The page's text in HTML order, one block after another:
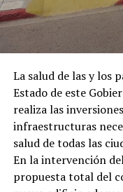
La salud de las y los
Estado de este
realiza las
infraestructuras
salud de todas las
En la intervención
propuesta total del